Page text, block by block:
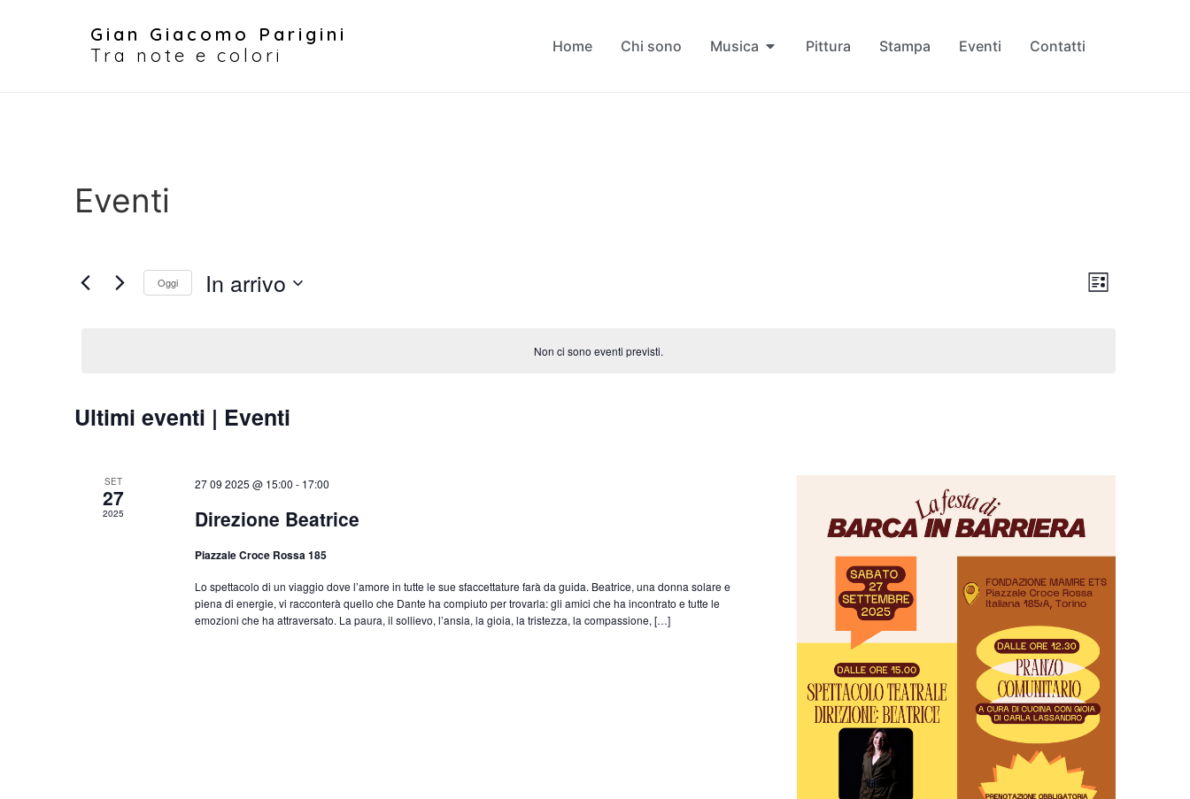
Gian Giacomo Parigini
Tra note e colori
Home Chi sono Musica Pittura Stampa Eventi Contatti
Eventi
Non ci sono eventi previsti.
Viste
Evento
Lista
Oggi In arrivo
Ultimi eventi | Eventi
SET
27
2025
27 09 2025 @ 15:00 - 17:00
Direzione Beatrice
Piazzale Croce Rossa 185
Lo spettacolo di un viaggio dove l’amore in tutte le sue sfaccettature farà da guida. Beatrice, una donna solare e
piena di energie, vi racconterà quello che Dante ha compiuto per trovarla: gli amici che ha incontrato e tutte le
emozioni che ha attraversato. La paura, il sollievo, l’ansia, la gioia, la tristezza, la compassione, […]